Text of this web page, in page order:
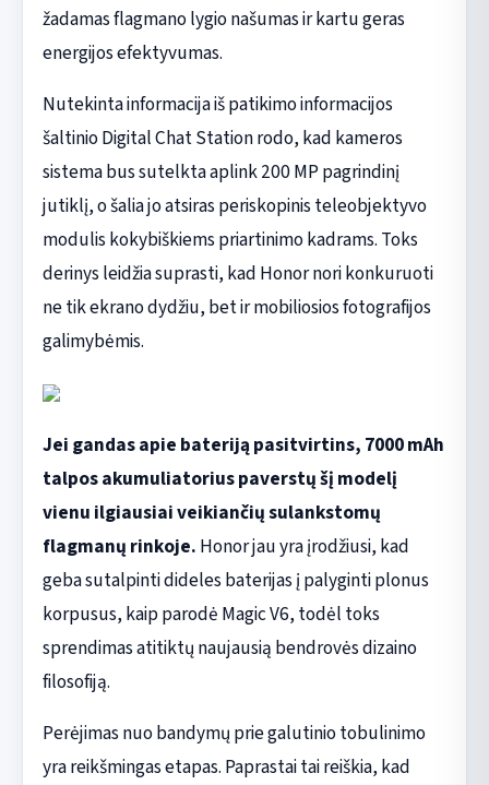
žadamas flagmano lygio našumas ir kartu geras
energijos efektyvumas.
Nutekinta informacija iš patikimo informacijos
šaltinio Digital Chat Station rodo, kad kameros
sistema bus sutelkta aplink 200 MP pagrindinį
jutiklį, o šalia jo atsiras periskopinis teleobjektyvo
modulis kokybiškiems priartinimo kadrams. Toks
derinys leidžia suprasti, kad Honor nori konkuruoti
ne tik ekrano dydžiu, bet ir mobiliosios fotografijos
galimybėmis.
Jei gandas apie bateriją pasitvirtins, 7000 mAh
talpos akumuliatorius paverstų šį modelį
vienu ilgiausiai veikiančių sulankstomų
flagmanų rinkoje. Honor jau yra įrodžiusi, kad
geba sutalpinti dideles baterijas į palyginti plonus
korpusus, kaip parodė Magic V6, todėl toks
sprendimas atitiktų naujausią bendrovės dizaino
filosofiją.
Perėjimas nuo bandymų prie galutinio tobulinimo
yra reikšmingas etapas. Paprastai tai reiškia, kad